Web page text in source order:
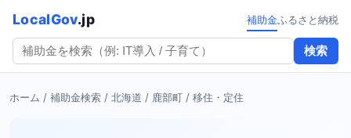
LocalGov.jp
検索
補助金ふるさと納税
ホーム / 補助金検索 / 北海道 / 鹿部町 / 移住・定住